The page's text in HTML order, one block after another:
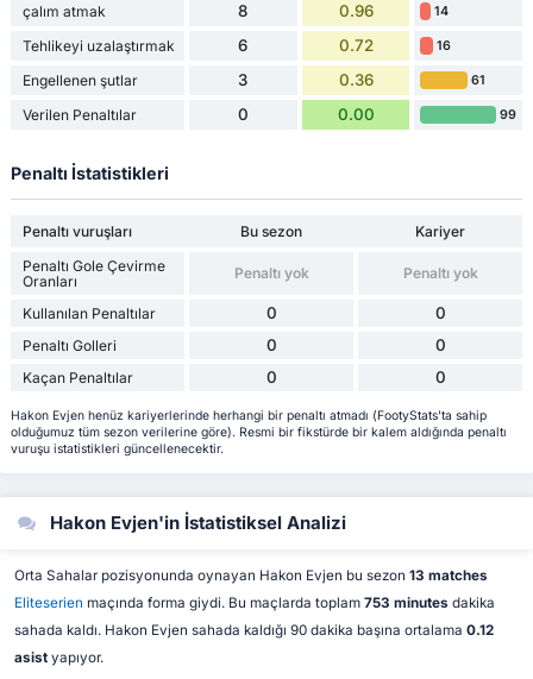
çalım atmak 8 0.96 14
Tehlikeyi uzalaştırmak 6 0.72 16
Engellenen şutlar 3 0.36 61
Verilen Penaltılar 0 0.00 99
Penaltı İstatistikleri
Penaltı vuruşları Bu sezon
Kariyer
Penaltı Gole Çevirme
Oranları
Penaltı yok Penaltı yok
Kullanılan Penaltılar 0 0
Penaltı Golleri 0 0
Kaçan Penaltılar 0 0
Hakon Evjen henüz kariyerlerinde herhangi bir penaltı atmadı (FootyStats'ta sahip
olduğumuz tüm sezon verilerine göre). Resmi bir fikstürde bir kalem aldığında penaltı
vuruşu istatistikleri güncellenecektir.
Hakon Evjen'in İstatistiksel Analizi
Orta Sahalar pozisyonunda oynayan Hakon Evjen bu sezon 13 matches
Eliteserien maçında forma giydi. Bu maçlarda toplam 753 minutes dakika
sahada kaldı. Hakon Evjen sahada kaldığı 90 dakika başına ortalama 0.12
asistyapıyor.